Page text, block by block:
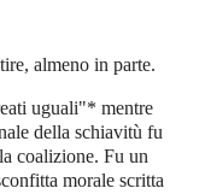
almeno in parte.
uguali"* mentre
della schiavitù fu
coalizione. Fu un
morale scritta